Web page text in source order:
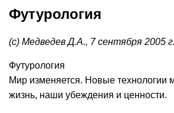
Футурология
(с) Медведев Д.А., 7 сентября 2005 г.
Футурология
Мир изменяется. Новые технологии
жизнь, наши убеждения и ценности.